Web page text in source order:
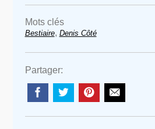
Mots clés
Bestiaire, Denis Côté
Partager: